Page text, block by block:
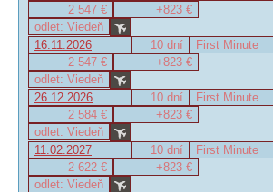
2 547 €
+823 €
odlet: Viedeň
16.11.2026
10 dní
First Minute
2 547 €
+823 €
odlet: Viedeň
26.12.2026
10 dní
First Minute
2 584 €
+823 €
odlet: Viedeň
11.02.2027
10 dní
First Minute
2 622 €
+823 €
odlet: Viedeň